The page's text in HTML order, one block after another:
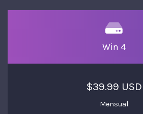
Win 4
$39.99 USD
Mensual